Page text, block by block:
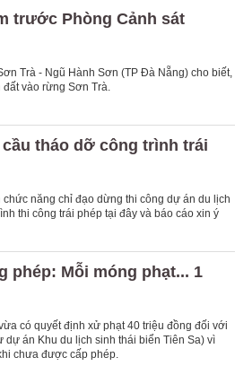
trước Phòng Cảnh sát
Trà - Ngũ Hành Sơn (TP Đà Nẵng) cho biết,
đất vào rừng Sơn Trà.
tháo dỡ công trình trái
năng chỉ đạo dừng thi công dự án du lịch
thi công trái phép tại đây và báo cáo xin ý
phép: Mỗi móng phạt... 1
có quyết định xử phạt 40 triệu đồng đối với
dự án Khu du lịch sinh thái biển Tiên Sa) vì
chưa được cấp phép.